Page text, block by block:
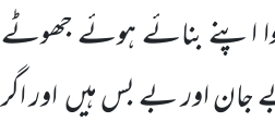
اپنے بنائے ہوئے جھوٹے
بے جان اور بے بس ہیںاور اگر